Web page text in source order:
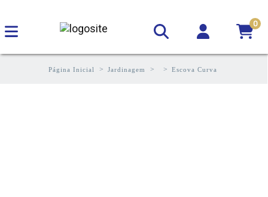
0
Página Inicial Jardinagem Escova Curva